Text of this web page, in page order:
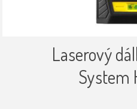
Laserový
System